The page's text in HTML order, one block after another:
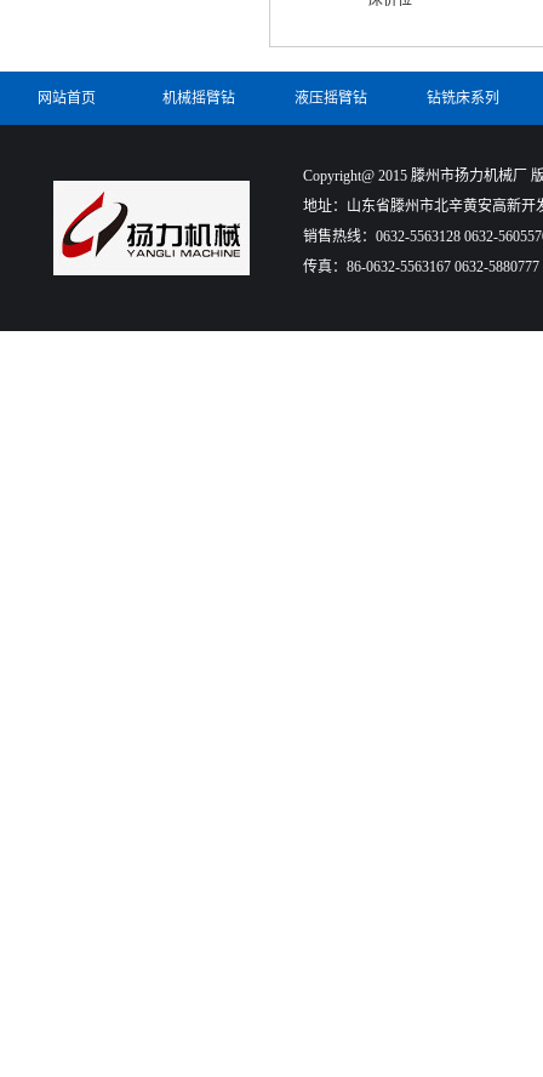
网站首页 机械摇臂钻 液压摇臂钻 钻铣床系列
Copyright@ 2015 滕州市扬力机械厂
地址：山东省滕州市北辛黄安高新开
销售热线：0632-5563128 0632-
传真：86-0632-5563167 0632-